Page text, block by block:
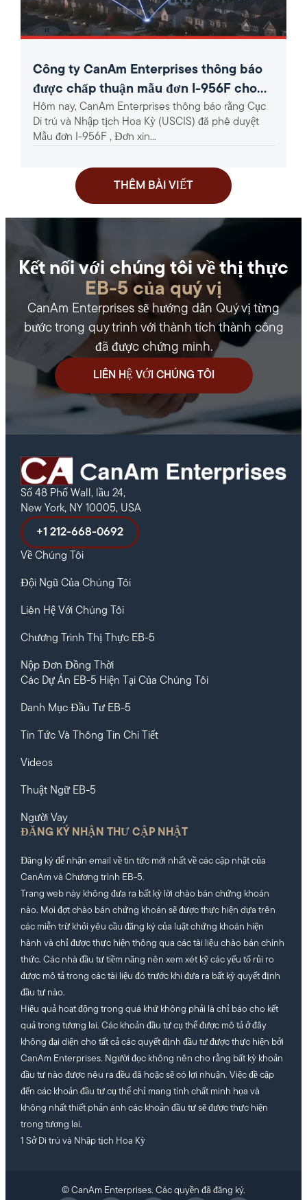
Công ty CanAm Enterprises thông báo
được chấp thuận mẫu đơn I-956F cho
dự án EB-5 khu vực nông thôn phủ sóng
rộng 360 độ.
Hôm nay, CanAm Enterprises thông báo rằng Cục
Di trú và Nhập tịch Hoa Kỳ (USCIS) đã phê duyệt
Mẫu đơn I-956F , Đơn xin...
THÊM BÀI VIẾT
Kết nối với chúng tôi về thị thực
EB-5 của quý vị
CanAm Enterprises sẽ hướng dẫn Quý vị từng
bước trong quy trình với thành tích thành công
đã được chứng minh.
LIÊN HỆ VỚI CHÚNG TÔI
Số 48 Phố Wall, lầu 24,
New York, NY 10005, USA
+1 212-668-0692
Về Chúng Tôi
Đội Ngũ Của Chúng Tôi
Liên Hệ Với Chúng Tôi
Chương Trình Thị Thực EB-5
Nộp Đơn Đồng Thời
Các Dự Án EB-5 Hiện Tại Của Chúng Tôi
Danh Mục Đầu Tư EB-5
Tin Tức Và Thông Tin Chi Tiết
Videos
Thuật Ngữ EB-5
Người Vay
ĐĂNG KÝ NHẬN THƯ CẬP NHẬT
Đăng ký để nhận email về tin tức mới nhất về các cập nhật của
CanAm và Chương trình EB-5.
Trang web này không đưa ra bất kỳ lời chào bán chứng khoán
nào. Mọi đợt chào bán chứng khoán sẽ được thực hiện dựa trên
các miễn trừ khỏi yêu cầu đăng ký của luật chứng khoán hiện
hành và chỉ được thực hiện thông qua các tài liệu chào bán chính
thức. Các nhà đầu tư tiềm năng nên xem xét kỹ các yếu tố rủi ro
được mô tả trong các tài liệu đó trước khi đưa ra bất kỳ quyết định
đầu tư nào.
Hiệu quả hoạt động trong quá khứ không phải là chỉ báo cho kết
quả trong tương lai. Các khoản đầu tư cụ thể được mô tả ở đây
không đại diện cho tất cả các quyết định đầu tư được thực hiện bởi
CanAm Enterprises. Người đọc không nên cho rằng bất kỳ khoản
đầu tư nào được nêu ra đều đã hoặc sẽ có lợi nhuận. Việc đề cập
đến các khoản đầu tư cụ thể chỉ mang tính chất minh họa và
không nhất thiết phản ánh các khoản đầu tư sẽ được thực hiện
trong tương lai.
1 Sở Di trú và Nhập tịch Hoa Kỳ
© CanAm Enterprises. Các quyền đã đăng ký.